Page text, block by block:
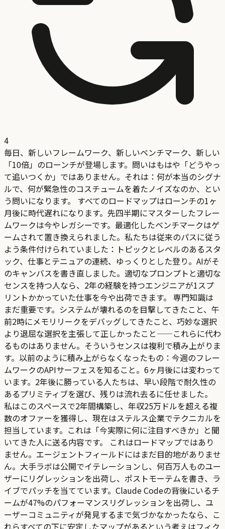
4
毎日、新しいフレームワーク、新しいベンチマーク、新しい
「10倍」のローンチが登場します。問いはもはや「どうやっ
て追いつくか」ではありません。それは：何が本当のシグナ
ルで、何が緊急性のコスチュームを着たノイズなのか、とい
う問いになります。 すべてのロードマップはローンチの1ヶ
月後に時代遅れになります。先四半期にマスターしたフレー
ムワークは今やレガシーです。最適化したベンチマークはゲ
ームされて置き換えられました。私たちは従来のパスに従う
よう条件付けられていました：トピックとレベルのあるスタ
ック、仕事とテニュアの連続、ゆっくりとした登り。AIがそ
のキャンバスを書き直しました。適切なプロンプトと適切な
センスを持つ人なら、2年の経験を持つエンジニアが1スプ
リントかかっていた仕事を今や出荷できます。 専門知識は
まだ重要です。システムが壊れるのを目撃してきたこと、午
前2時にメモリリークをデバッグしてきたこと、巧妙な選択
より退屈な選択を主張して正しかったこと——これらに代わ
るものはありません。そういうセンスは複利で積み上がりま
す。以前のように積み上がらなくなったもの：今週のフレー
ムワークのAPIサーフェスを知ること。6ヶ月後には変わって
います。2年後に勝っている人たちは、早い段階で耐久性の
あるプリミティブを選び、残りは流れ去るに任せました。
私はこのスペースで2年間構築し、年収25万ドルを超える複
数のオファーを獲得し、現在はステルス企業でテクニカルを
担当しています。これは「今実際に何に注目すべきか」と聞
いてきた人に送る内容です。 これはロードマップではあり
ません。エージェントフィールドにはまだ目的地がありませ
ん。大手ラボは公開でイテレーションし、何百万人ものユー
ザーにリグレッションを出荷し、ポストモーテムを書き、ラ
イブでパッチを当てています。Claude Codeの背後にいるチ
ームが47%のパフォーマンスリグレッションを出荷し、ユ
ーザーコミュニティが発見するまで気づかなかったなら、こ
れらすべての下に安定したマップがあるという考えはフィク